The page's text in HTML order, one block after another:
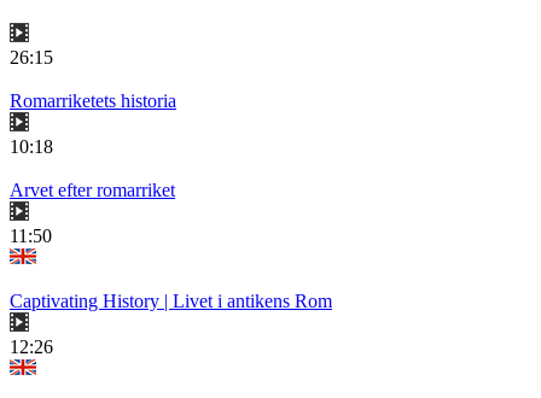
26:15
Romarriketets historia
10:18
Arvet efter romarriket
11:50
Captivating History | Livet i antikens Rom
12:26